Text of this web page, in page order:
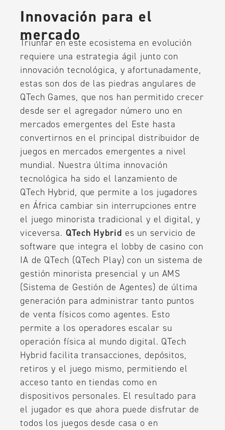
Innovación para el
mercado
Triunfar en este ecosistema en evolución
requiere una estrategia ágil junto con
innovación tecnológica, y afortunadamente,
estas son dos de las piedras angulares de
QTech Games, que nos han permitido crecer
desde ser el agregador número uno en
mercados emergentes del Este hasta
convertirnos en el principal distribuidor de
juegos en mercados emergentes a nivel
mundial. Nuestra última innovación
tecnológica ha sido el lanzamiento de
QTech Hybrid, que permite a los jugadores
en África cambiar sin interrupciones entre
el juego minorista tradicional y el digital, y
viceversa. QTech Hybrid es un servicio de
software que integra el lobby de casino con
IA de QTech (QTech Play) con un sistema de
gestión minorista presencial y un AMS
(Sistema de Gestión de Agentes) de última
generación para administrar tanto puntos
de venta físicos como agentes. Esto
permite a los operadores escalar su
operación física al mundo digital. QTech
Hybrid facilita transacciones, depósitos,
retiros y el juego mismo, permitiendo el
acceso tanto en tiendas como en
dispositivos personales. El resultado para
el jugador es que ahora puede disfrutar de
todos los juegos desde casa o en